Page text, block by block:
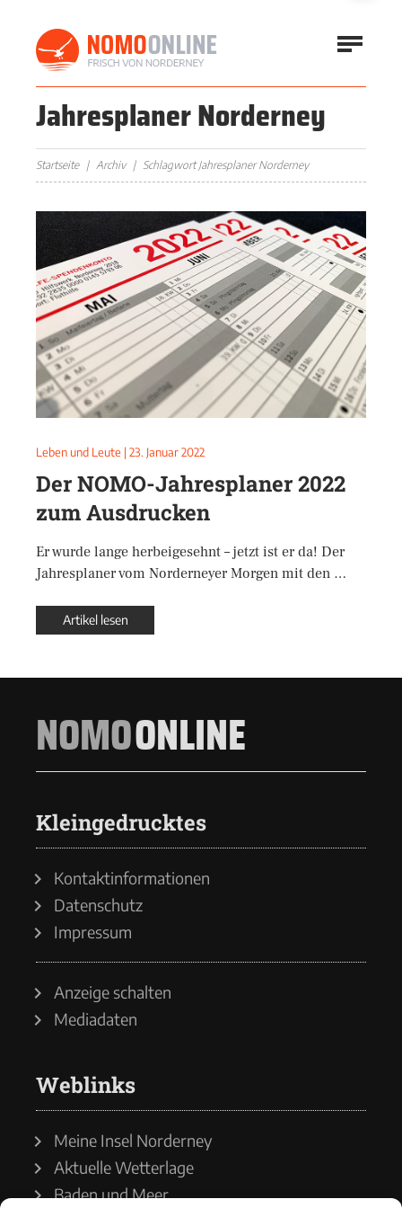
Jahresplaner Norderney
Startseite Archiv Schlagwort Jahresplaner Norderney
Leben und Leute | 23. Januar 2022
Der NOMO-Jahresplaner 2022
zum Ausdrucken
Er wurde lange herbeigesehnt – jetzt ist er da! Der
Jahresplaner vom Norderneyer Morgen mit den …
Artikel lesen
NOMOONLINE
Kleingedrucktes
Kontaktinformationen
Datenschutz
Impressum
Anzeige schalten
Mediadaten
Weblinks
Meine Insel Norderney
Aktuelle Wetterlage
Baden und Meer